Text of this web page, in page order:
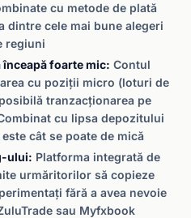
cu metode de plată
dintre cele mai bune alegeri
regiuni
foarte mic: Contul
cu poziții micro (loturi de
tranzacționarea pe
cu lipsa depozitului
cât se poate de mică
ului: Platforma integrată de
urmăritorilor să copieze
fără a avea nevoie
sau Myfxbook